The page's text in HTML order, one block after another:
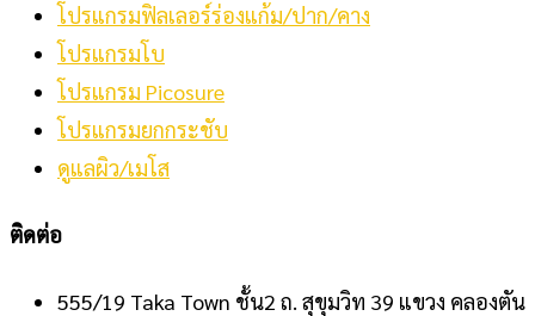
โปรแกรมฟิลเลอร์ร่องแก้ม/ปาก/คาง
โปรแกรมโบ
โปรแกรม Picosure
โปรแกรมยกกระชับ
ดูแลผิว/เมโส
ติดต่อ
555/19 Taka Town ชั้น2 ถ. สุขุมวิท 39 แขวง คลองตัน